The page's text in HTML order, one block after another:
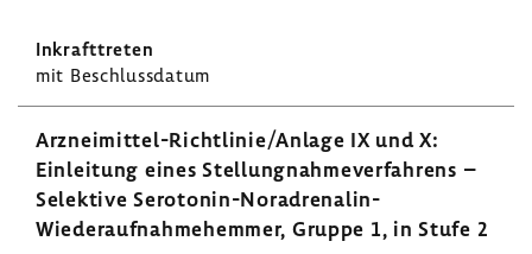
mit Beschluss­datum
Arzneimittel-​Richtlinie/Anlage IX und X:
Einlei­tung eines Stel­lung­nah­me­ver­fah­rens –
Selek­tive Serotonin-​Noradrenalin-
Wiederaufnahmehemmer, Gruppe 1, in Stufe 2